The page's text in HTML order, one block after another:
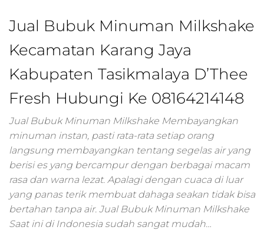
marketing
marketing
marketing
kuliner,google
marketing
online,harga
marketing,bisnis
digital
digital marketing
agency,jasa digital
branding,digital
marketing
telkom,layanan
Jual Bubuk Minuman Milkshake
Kecamatan Karang Jaya
Kabupaten Tasikmalaya D’Thee
Fresh Hubungi Ke 08164214148
Jual Bubuk Minuman Milkshake Membayangkan
minuman instan, pasti rata-rata setiap orang
langsung membayangkan tentang segelas air yang
berisi es yang bercampur dengan berbagai macam
rasa dan warna lezat. Apalagi dengan cuaca di luar
yang panas terik membuat dahaga seakan tidak bisa
bertahan tanpa air. Jual Bubuk Minuman Milkshake
Saat ini di Indonesia sudah sangat mudah…